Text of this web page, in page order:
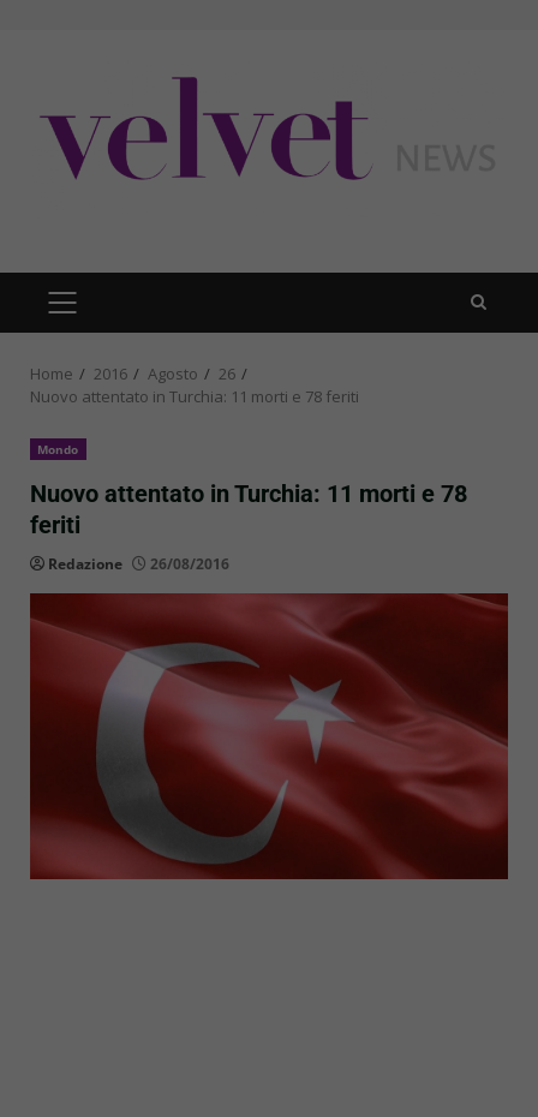
PRIMARY
MENU
Home 2016 Agosto
26
Nuovo attentato in Turchia: 11 morti e 78 feriti
Mondo
Nuovo attentato in Turchia: 11 morti e 78
feriti
Redazione 26/08/2016